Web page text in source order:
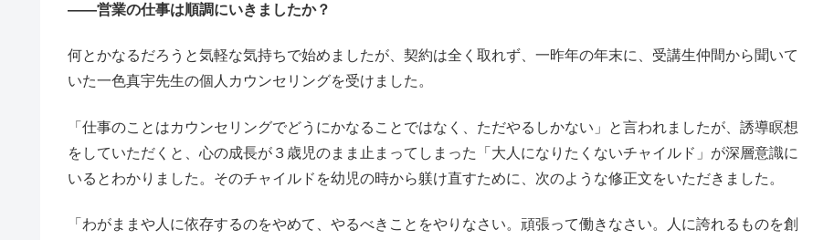
――営業の仕事は順調にいきましたか？
何とかなるだろうと気軽な気持ちで始めましたが、契約は全く取れず、一昨年の年末に、受講生仲間から聞いて
いた一色真宇先生の個人カウンセリングを受けました。
「仕事のことはカウンセリングでどうにかなることではなく、ただやるしかない」と言われましたが、誘導瞑想
をしていただくと、心の成長が３歳児のまま止まってしまった「大人になりたくないチャイルド」が深層意識に
いるとわかりました。そのチャイルドを幼児の時から躾け直すために、次のような修正文をいただきました。
「わがままや人に依存するのをやめて、やるべきことをやりなさい。頑張って働きなさい。人に誇れるものを創